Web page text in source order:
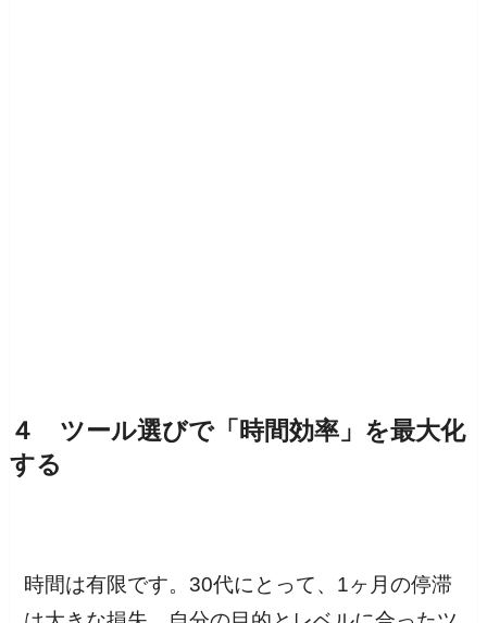
４ ツール選びで「時間効率」を最大化
する
時間は有限です。30代にとって、1ヶ月の停滞